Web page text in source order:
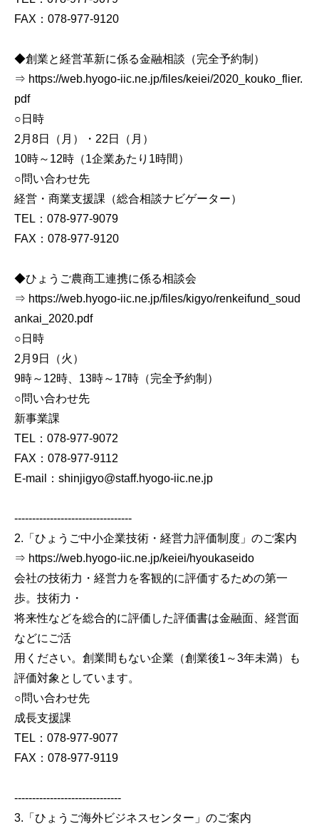
FAX：078-977-9120
◆創業と経営革新に係る金融相談（完全予約制）
⇒ https://web.hyogo-iic.ne.jp/files/keiei/2020_kouko_flier.
pdf
○日時
2月8日（月）・22日（月）
10時～12時（1企業あたり1時間）
○問い合わせ先
経営・商業支援課（総合相談ナビゲーター）
TEL：078-977-9079
FAX：078-977-9120
◆ひょうご農商工連携に係る相談会
⇒ https://web.hyogo-iic.ne.jp/files/kigyo/renkeifund_soud
ankai_2020.pdf
○日時
2月9日（火）
9時～12時、13時～17時（完全予約制）
○問い合わせ先
新事業課
TEL：078-977-9072
FAX：078-977-9112
E-mail：shinjigyo@staff.hyogo-iic.ne.jp
---------------------------------
2.「ひょうご中小企業技術・経営力評価制度」のご案内
⇒ https://web.hyogo-iic.ne.jp/keiei/hyoukaseido
会社の技術力・経営力を客観的に評価するための第一
歩。技術力・
将来性などを総合的に評価した評価書は金融面、経営面
などにご活
用ください。創業間もない企業（創業後1～3年未満）も
評価対象としています。
○問い合わせ先
成長支援課
TEL：078-977-9077
FAX：078-977-9119
------------------------------
3.「ひょうご海外ビジネスセンター」のご案内